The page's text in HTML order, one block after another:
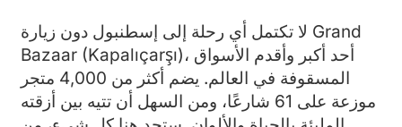
لا تكتمل أي رحلة إلى إسطنبول دون زيارة Grand
Bazaar (Kapalıçarşı)، أحد أكبر وأقدم الأسواق
المسقوفة في العالم. يضم أكثر من 4,000 متجر
موزعة على 61 شارعًا، ومن السهل أن تتيه بين أزقته